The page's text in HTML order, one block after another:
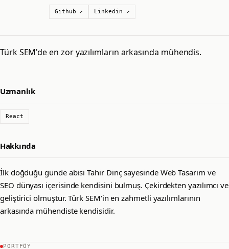
Github ↗ Linkedin ↗
Türk SEM'de en zor yazılımların arkasında mühendis.
Uzmanlık
React
Hakkında
İlk doğduğu günde abisi Tahir Dinç sayesinde Web Tasarım ve
SEO dünyası içerisinde kendisini bulmuş. Çekirdekten yazılımcı ve
geliştirici olmuştur. Türk SEM'in en zahmetli yazılımlarının
arkasında mühendiste kendisidir.
PORTFÖY